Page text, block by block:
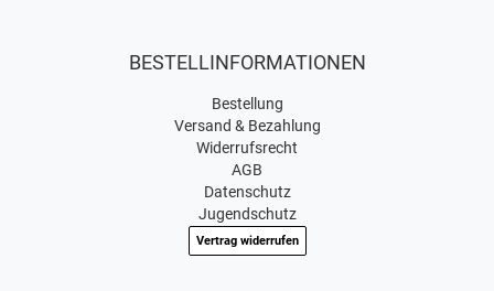
BESTELLINFORMATIONEN
Bestellung
Versand & Bezahlung
Widerrufsrecht
AGB
Datenschutz
Jugendschutz
Vertrag widerrufen